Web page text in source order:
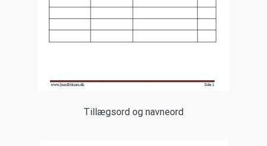
Tillægsord og navneord